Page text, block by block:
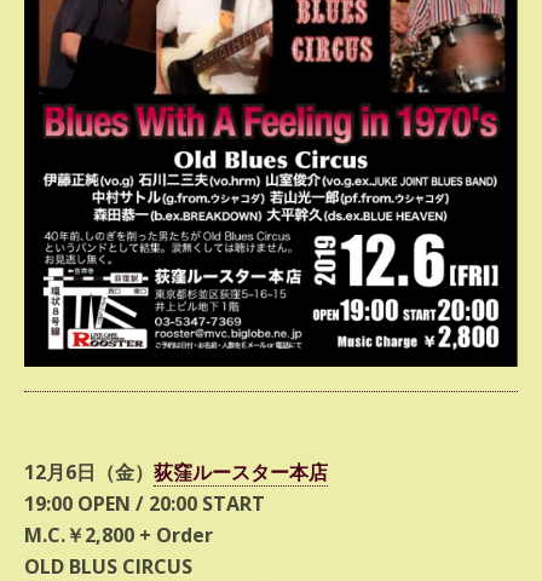
12月6日（金） 荻窪ルースター本店
19:00 OPEN / 20:00 START
M.C.￥2,800 + Order
OLD BLUS CIRCUS